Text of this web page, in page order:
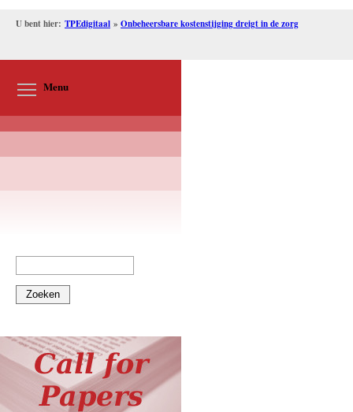
U bent hier: TPEdigitaal » Onbeheersbare kostenstijging dreigt in de zorg
Menu
Zoeken